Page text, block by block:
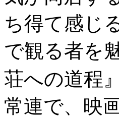
ち得て感じ
で観る者を
荘への道程
常連で、映